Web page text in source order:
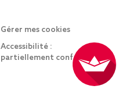
Gérer mes cookies
Accessibilité :
partiellement conforme